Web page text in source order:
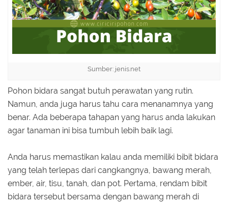
Sumber: jenis.net
Pohon bidara sangat butuh perawatan yang rutin.
Namun, anda juga harus tahu cara menanamnya yang
benar. Ada beberapa tahapan yang harus anda lakukan
agar tanaman ini bisa tumbuh lebih baik lagi.
Anda harus memastikan kalau anda memiliki bibit bidara
yang telah terlepas dari cangkangnya, bawang merah,
ember, air, tisu, tanah, dan pot. Pertama, rendam bibit
bidara tersebut bersama dengan bawang merah di